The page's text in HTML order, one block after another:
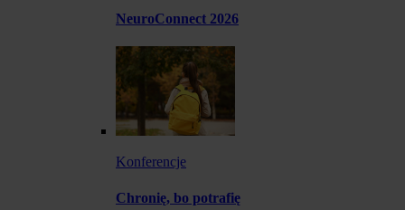
NeuroConnect 2026
Konferencje
Chronię, bo potrafię